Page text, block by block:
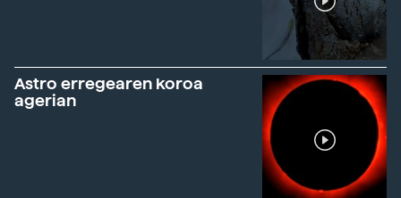
Astro erregearen koroa
agerian